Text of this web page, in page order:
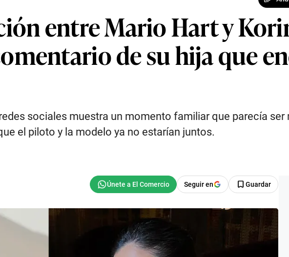
entre Mario Hart y
de su hija que
sociales muestra un momento familiar que parecía
el piloto y la modelo ya no estarían juntos.
Seguir en Guardar